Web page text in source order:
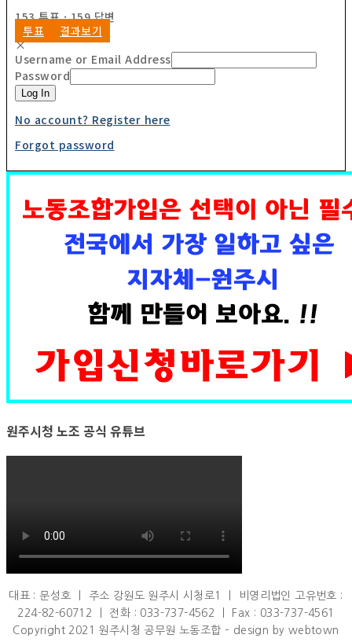
153투표·159답변
투표
결과보기
×
Username or Email Address
Password
Log In
No account? Register here
Forgot password
원주시청 노조 공식 유튜브
대표 : 문성호 ㅣ 주소 강원도 원주시 시청로1 ㅣ 비영리법인 고유번호 :
224-82-60712 ㅣ 전화 : 033-737-4562 ㅣ Fax : 033-737-4561
Copyright 2021 원주시청 공무원 노동조합 – design by webtown